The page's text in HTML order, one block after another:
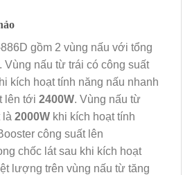
gồm 2 vùng nấu với tổng
. Vùng nấu từ trái có công suất
kích hoạt tính năng nấu nhanh
lên tới 2400W. Vùng nấu từ
là 2000W khi kích hoạt tính
công suất lên
chốc lát sau khi kích hoạt
lượng trên vùng nấu từ tăng